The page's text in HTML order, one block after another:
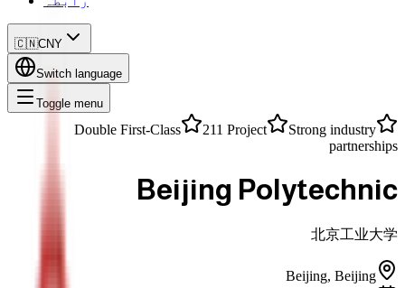
🇨🇳CNY
Switch language
Toggle menu
Double First-Class 211 Project
Strong industry
partnerships
Beijing Polytechnic
北京工业大学
Beijing, Beijing